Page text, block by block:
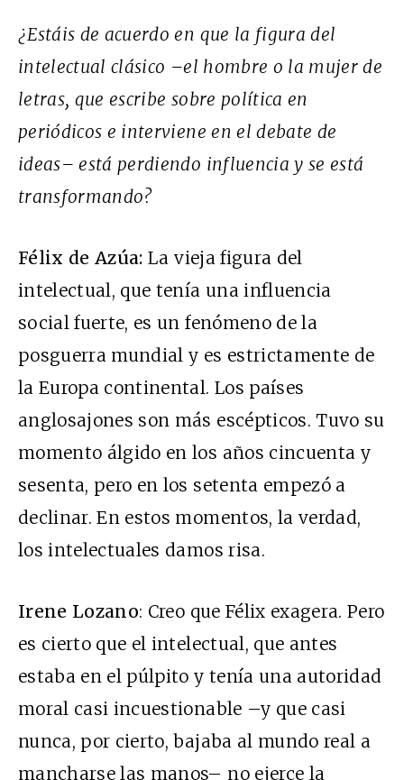
¿Estáis de acuerdo en que la figura del
intelectual clásico –el hombre o la mujer de
letras, que escribe sobre política en
periódicos e interviene en el debate de
ideas– está perdiendo influencia y se está
transformando?
Félix de Azúa: La vieja figura del
intelectual, que tenía una influencia
social fuerte, es un fenómeno de la
posguerra mundial y es estrictamente de
la Europa continental. Los países
anglosajones son más escépticos. Tuvo su
momento álgido en los años cincuenta y
sesenta, pero en los setenta empezó a
declinar. En estos momentos, la verdad,
los intelectuales damos risa.
Irene Lozano: Creo que Félix exagera. Pero
es cierto que el intelectual, que antes
estaba en el púlpito y tenía una autoridad
moral casi incuestionable –y que casi
nunca, por cierto, bajaba al mundo real a
mancharse las manos– no ejerce la